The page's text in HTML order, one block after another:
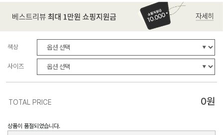
색상
사이즈
TOTAL PRICE 0원
상품이 품절되었습니다.